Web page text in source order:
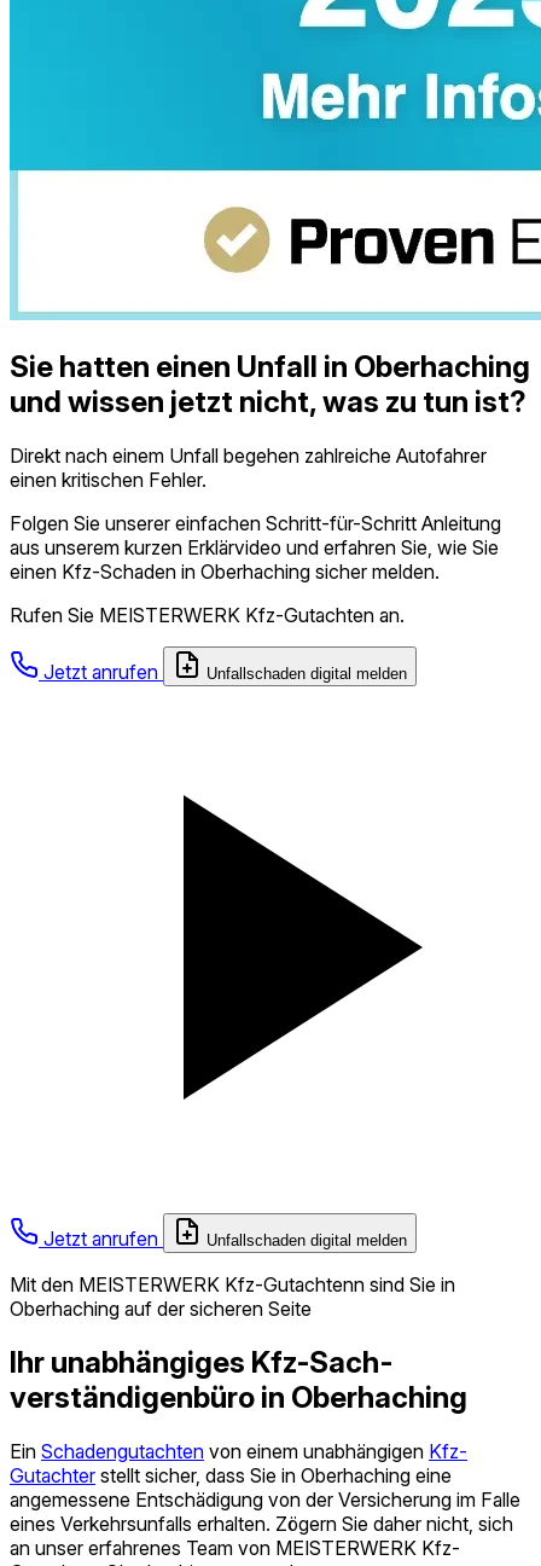
Sie hatten einen Unfall in Oberhaching
und wissen jetzt nicht, was zu tun ist?
Direkt nach einem Unfall begehen zahlreiche Autofahrer
einen kritischen Fehler.
Folgen Sie unserer einfachen Schritt-für-Schritt Anleitung
aus unserem kurzen Erklärvideo und erfahren Sie, wie Sie
einen Kfz-Schaden in Oberhaching sicher melden.
Rufen Sie MEISTERWERK Kfz-Gutachten an.
Jetzt anrufen Unfallschaden digital melden
Jetzt anrufen Unfallschaden digital melden
Mit den MEISTERWERK Kfz-Gutachtenn sind Sie in
Oberhaching auf der sicheren Seite
Ihr unabhängiges Kfz-Sach­
verständigen­büro in Oberhaching
Ein Schadengutachten von einem unabhängigen Kfz-
Gutachter stellt sicher, dass Sie in Oberhaching eine
angemessene Entschädigung von der Versicherung im Falle
eines Verkehrsunfalls erhalten. Zögern Sie daher nicht, sich
an unser erfahrenes Team von MEISTERWERK Kfz-